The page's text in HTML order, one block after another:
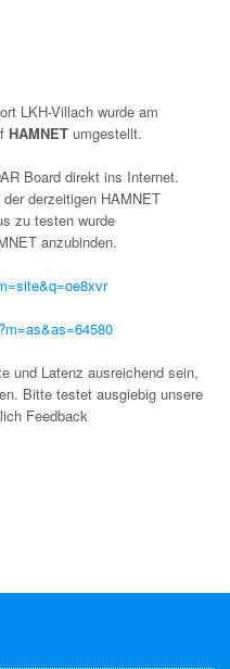
LKH-Villach wurde am
HAMNET umgestellt.
Board direkt ins Internet.
derzeitigen HAMNET
zu testen wurde
anzubinden.
und Latenz ausreichend sein,
Bitte testet ausgiebig unsere
Feedback